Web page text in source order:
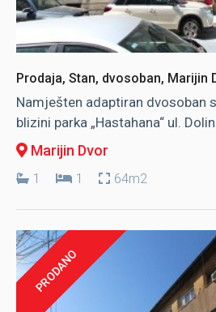
Prodaja, Stan, dvosoban, Marijin
Namješten adaptiran dvosoban
blizini parka „Hastahana“ ul.
Marijin Dvor
1 1 64m2
PRODANO